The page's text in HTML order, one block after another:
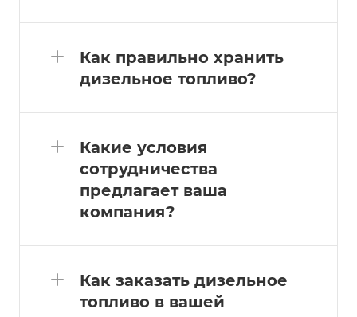
Как правильно хранить
дизельное топливо?
Какие условия
сотрудничества
предлагает ваша
компания?
Как заказать дизельное
топливо в вашей